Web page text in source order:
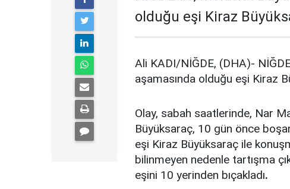
olduğu eşi Kiraz
Ali KADI/NİĞDE, (DHA)-
aşamasında olduğu eşi Kiraz
Olay, sabah saatlerinde, Nar
Büyüksaraç, 10 gün önce
eşi Kiraz Büyüksaraç ile
bilinmeyen nedenle tartışma
eşini 10 yerinden bıçakladı.